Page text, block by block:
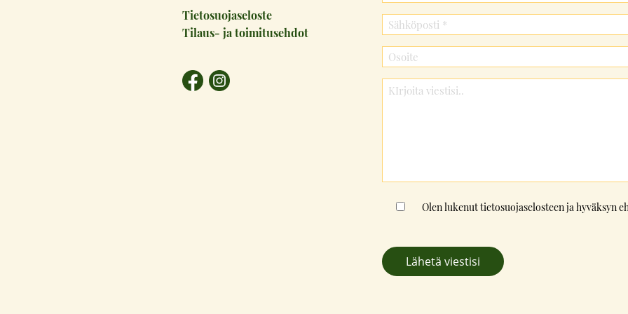
Tietosuojaseloste
Tilaus- ja toimitusehdot
ConsentOlen lukenuttietosuojaselosteen ja hyväksyn